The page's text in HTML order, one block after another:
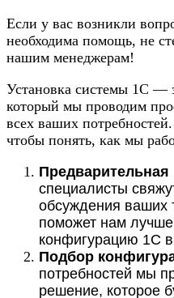
Если у вас возникли
необходима помощь, не
нашим менеджерам!
Установка системы 1С —
который мы проводим
всех ваших
чтобы понять, как мы
Предварительная
специалисты
обсуждения ваших
поможет нам
конфигурацию 1С
Подбор
потребностей мы
решение, которое